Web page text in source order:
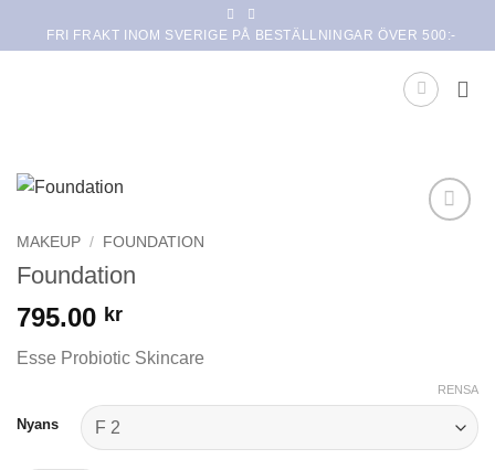
FRI FRAKT INOM SVERIGE PÅ BESTÄLLNINGAR ÖVER 500:-
MAKEUP / FOUNDATION
Foundation
795.00 kr
Esse Probiotic Skincare
Nyans
RENSA